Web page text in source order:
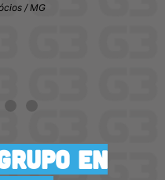
/ MG
en